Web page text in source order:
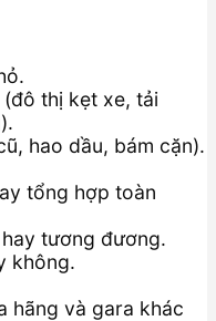
thị kẹt xe, tải
hao dầu, bám cặn).
tổng hợp toàn
tương đương.
không.
hãng và gara khác